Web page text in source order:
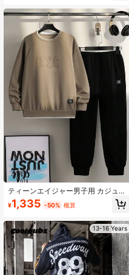
ウン ジョガースウェットパンツ、フ
リース裏地、オールマッチ 多用途 ミ
ニマリスト、秋、冬、学校、自宅、
日常着、スポーツ、誕生日パーティ
ー、お出かけに適しています
ティーンエイジャー男子用 カジュア
ル長袖アウトフィット 2点セット
¥1,335 -50% 概算
13-16 Years